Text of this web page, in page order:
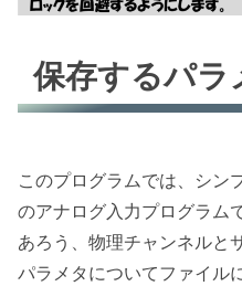
保存するパラ
このプログラムでは、シン
のアナログ入力プログラム
あろう、物理チャンネルと
パラメタについてファイル